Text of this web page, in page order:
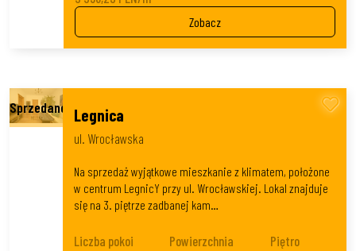
Zobacz
Legnica
ul. Wrocławska
Na sprzedaż wyjątkowe mieszkanie z klimatem, położone
w centrum LegnicY przy ul. Wrocławskiej. Lokal znajduje
się na 3. piętrze zadbanej kam…
Liczba pokoi
Powierzchnia
Piętro